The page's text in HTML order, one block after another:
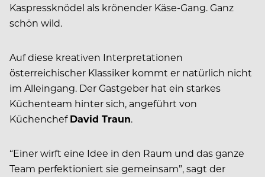
Kaspressknödel als krönender Käse-Gang. Ganz
schön wild.
Auf diese kreativen Interpretationen
österreichischer Klassiker kommt er natürlich nicht
im Alleingang. Der Gastgeber hat ein starkes
Küchenteam hinter sich, angeführt von
KüchenchefDavid Traun.
“Einer wirft eine Idee in den Raum und das ganze
Team perfektioniert sie gemeinsam”, sagt der